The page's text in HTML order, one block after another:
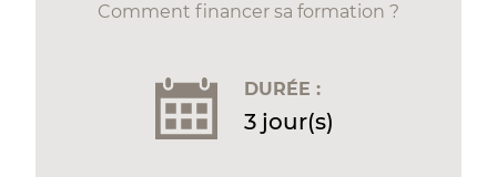
Comment financer sa formation ?
DURÉE :
3 jour(s)